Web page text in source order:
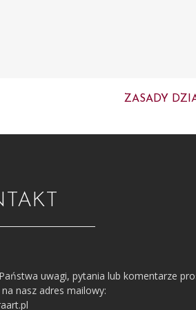
ZASADY
uwagi, pytania lub komentarze
na nasz adres mailowy: